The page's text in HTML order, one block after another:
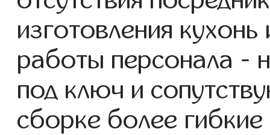
изготовления
работы персонала -
под ключ и
сборке более